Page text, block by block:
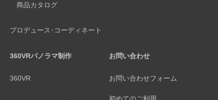
商品カタログ
プロデュース･コーディネート
360VRパノラマ制作
360VR
お問い合わせ
お問い合わせフォーム
初めてのご利用